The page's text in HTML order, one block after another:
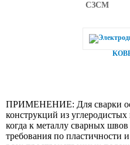
СЗСМ
ПРИМЕНЕНИЕ: Для сварки
конструкций из
когда к металлу сварных
требования по пластичности